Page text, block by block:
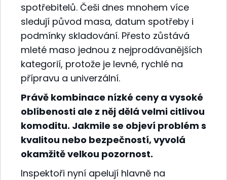
spotřebitelů. Češi dnes mnohem více
sledují původ masa, datum spotřeby i
podmínky skladování. Přesto zůstává
mleté maso jednou z nejprodávanějších
kategorií, protože je levné, rychlé na
přípravu a univerzální.
Právě kombinace nízké ceny a vysoké
oblíbenosti ale z něj dělá velmi citlivou
komoditu. Jakmile se objeví problém s
kvalitou nebo bezpečností, vyvolá
okamžitě velkou pozornost.
Inspektoři nyní apelují hlavně na